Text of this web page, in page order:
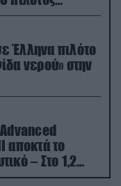
Έλληνα πιλότο
νερού» στην
αποκτά το
– Στο 1,2